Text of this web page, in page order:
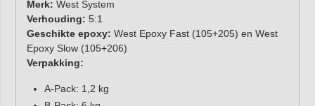
Merk: West System
Verhouding: 5:1
Geschikte epoxy: West Epoxy Fast (105+205) en West
Epoxy Slow (105+206)
Verpakking:
A-Pack: 1,2 kg